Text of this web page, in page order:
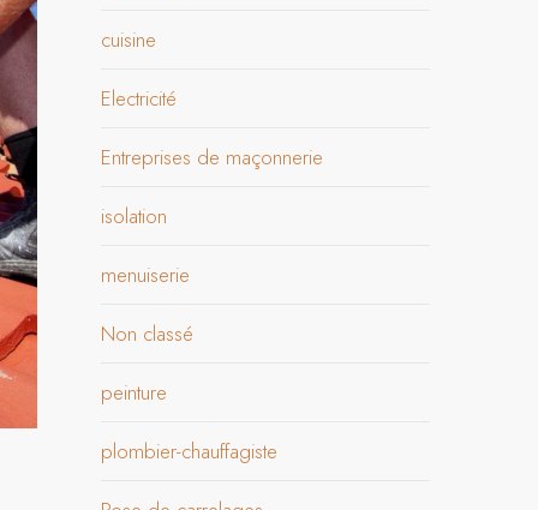
cuisine
Electricité
Entreprises de maçonnerie
isolation
menuiserie
Non classé
peinture
plombier-chauffagiste